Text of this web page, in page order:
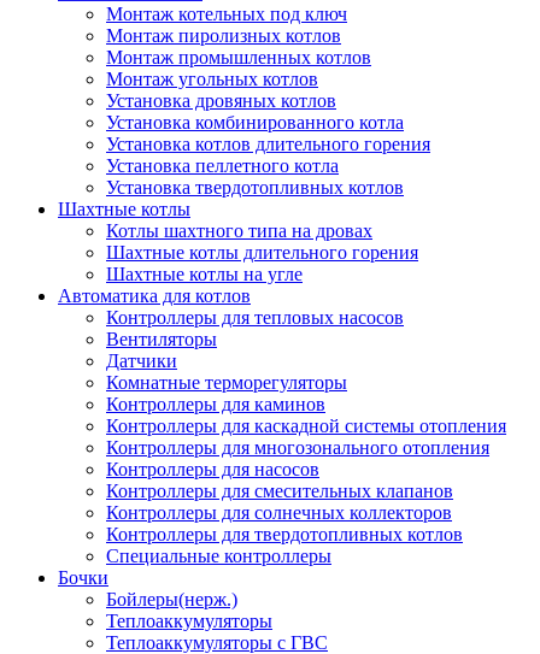
Монтаж котельных под ключ
Монтаж пиролизных котлов
Монтаж промышленных котлов
Монтаж угольных котлов
Установка дровяных котлов
Установка комбинированного котла
Установка котлов длительного горения
Установка пеллетного котла
Установка твердотопливных котлов
Шахтные котлы
Котлы шахтного типа на дровах
Шахтные котлы длительного горения
Шахтные котлы на угле
Автоматика для котлов
Контроллеры для тепловых насосов
Вентиляторы
Датчики
Комнатные терморегуляторы
Контроллеры для каминов
Контроллеры для каскадной системы отопления
Контроллеры для многозонального отопления
Контроллеры для насосов
Контроллеры для смесительных клапанов
Контроллеры для солнечных коллекторов
Контроллеры для твердотопливных котлов
Специальные контроллеры
Бочки
Бойлеры(нерж.)
Теплоаккумуляторы
Теплоаккумуляторы с ГВС